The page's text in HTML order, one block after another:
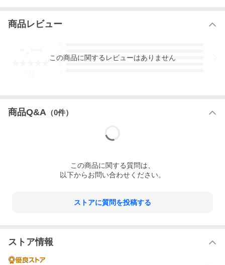
商品レビュー
3
この商品に関するレビューはありません
商品Q&A （0件）
この商品に関する質問は、
以下からお問い合わせください。
ストアに質問を投稿する
ストア情報